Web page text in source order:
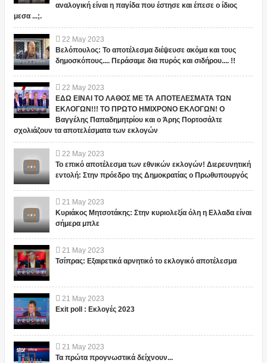
αναλογική είναι η παγίδα που έστησε και έπεσε ο ίδιος
μεσα ...;.
22 May 2023
Βελόπουλος: Το αποτέλεσμα διέψευσε ακόμα και τους
δημοσκόπους.... Περάσαμε δια πυρός και σιδήρου.... !!
22 May 2023
ΕΔΩ ΕΙΝΑΙ ΤΟ ΛΑΘΟΣ ΜΕ ΤΑ ΑΠΟΤΕΛΕΣΜΑΤΑ ΤΩΝ
ΕΚΛΟΓΩΝ!!! ΤΟ ΠΡΩΤΟ ΗΜΙΧΡΟΝΟ ΕΚΛΟΓΩΝ! Ο
Βαγγέλης Παπαδημητρίου και ο Άρης Πορτοσάλτε
σχολιάζουν τα αποτελέσματα των εκλογών
22 May 2023
Το επικό αποτέλεσμα των εθνικών εκλογών! Διερευνητική
εντολή: Στην πρόεδρο της Δημοκρατίας ο Πρωθυπουργός
21 May 2023
Κυριάκος Μητσοτάκης: Στην κυριολεξία όλη η Ελλαδα είναι
σήμερα μπλε
21 May 2023
Τσίπρας: Εξαιρετικά αρνητικό το εκλογικό αποτέλεσμα
21 May 2023
Exit poll : Εκλογές 2023
21 May 2023
Τα πρώτα προγνωστικά δείχνουν...